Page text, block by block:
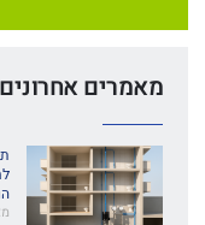
מאמרים אחרונים